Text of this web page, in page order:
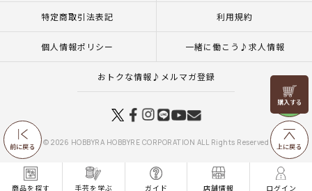
商品を探す 手芸を学ぶ ガイド 店舗情報 ログイン
前に戻る
リリヤン
フェア
上に戻る
特定商取引法表記 利用規約
個人情報ポリシー 一緒に働こう♪求人情報
おトクな情報♪メルマガ登録
© 2026 HOBBYRA HOBBYRE CORPORATION ALL Rights Reserved